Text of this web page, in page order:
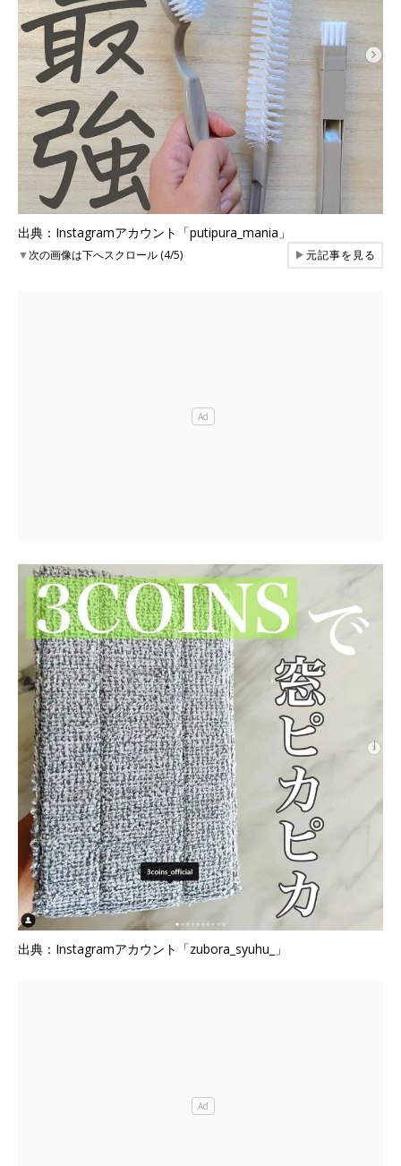
出典：Instagramアカウント「putipura_mania」
▼次の画像は下へスクロール (4/5) ▶元記事を見る
出典：Instagramアカウント「zubora_syuhu_」